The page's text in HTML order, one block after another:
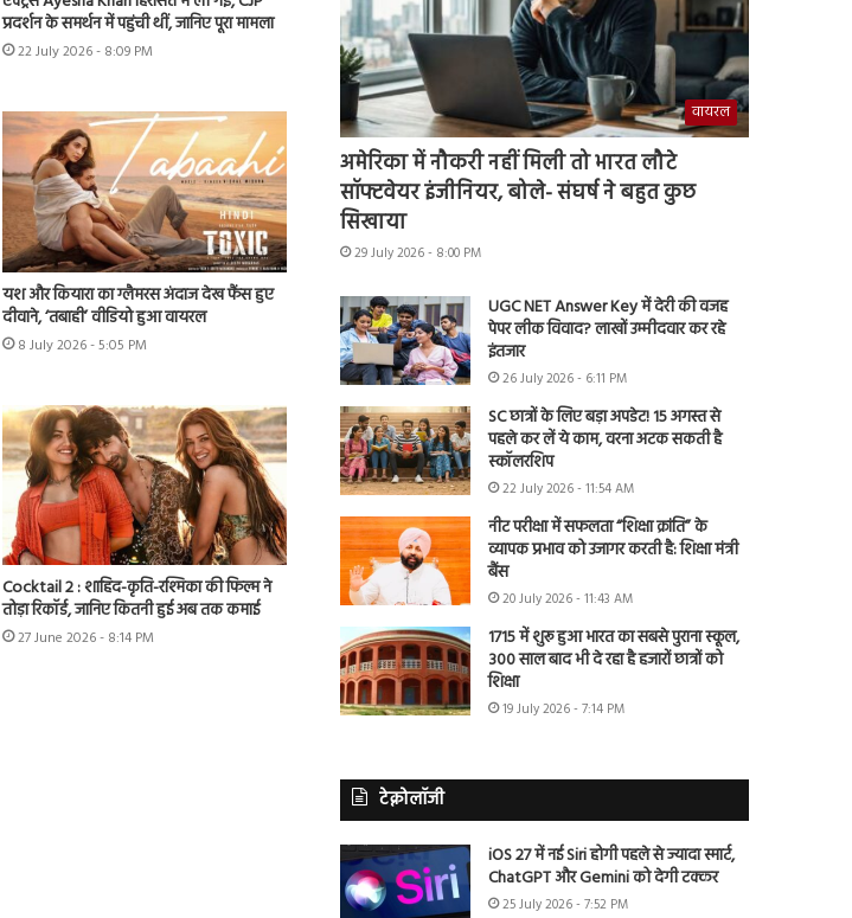
प्रदर्शन के समर्थन में पहुंची थीं, जानिए पूरा मामला
22 July 2026 - 8:09 PM
यश और कियारा का ग्लैमरस अंदाज देख फैंस हुए
दीवाने, ‘तबाही’ वीडियो हुआ वायरल
8 July 2026 - 5:05 PM
Cocktail 2 : शाहिद-कृति-रश्मिका की फिल्म ने
तोड़ा रिकॉर्ड, जानिए कितनी हुई अब तक कमाई
27 June 2026 - 8:14 PM
वायरल
अमेरिका में नौकरी नहीं मिली तो भारत लौटे
सॉफ्टवेयर इंजीनियर, बोले- संघर्ष ने बहुत कुछ
सिखाया
29 July 2026 - 8:00 PM
UGC NET Answer Key में देरी की वजह
पेपर लीक विवाद? लाखों उम्मीदवार कर रहे
इंतजार
26 July 2026 - 6:11 PM
SC छात्रों के लिए बड़ा अपडेट! 15 अगस्त से
पहले कर लें ये काम, वरना अटक सकती है
स्कॉलरशिप
22 July 2026 - 11:54 AM
नीट परीक्षा में सफलता “शिक्षा क्रांति” के
व्यापक प्रभाव को उजागर करती है: शिक्षा मंत्री
बैंस
20 July 2026 - 11:43 AM
1715 में शुरू हुआ भारत का सबसे पुराना स्कूल,
300 साल बाद भी दे रहा है हजारों छात्रों को
शिक्षा
19 July 2026 - 7:14 PM
टेक्नोलॉजी
iOS 27 में नई Siri होगी पहले से ज्यादा स्मार्ट,
ChatGPT और Gemini को देगी टक्कर
25 July 2026 - 7:52 PM